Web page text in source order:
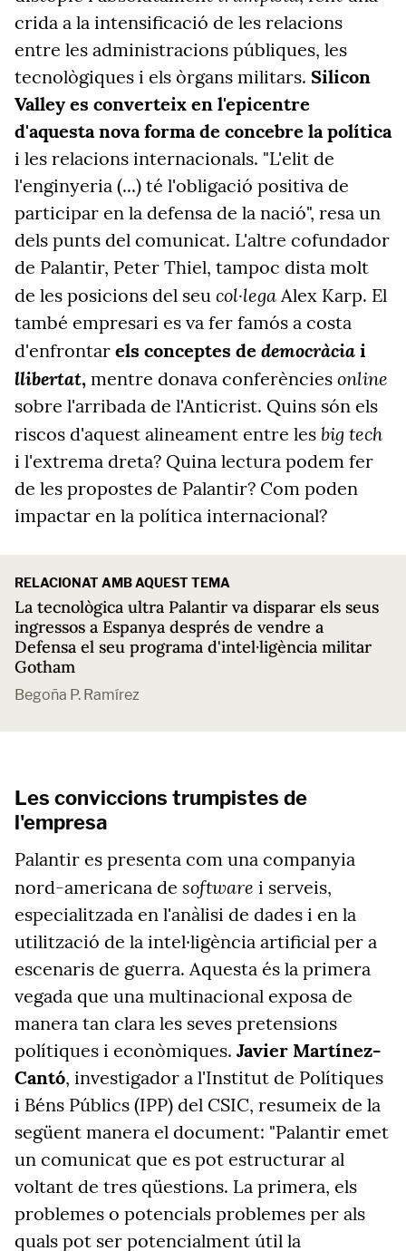
crida a la intensificació de les relacions
entre les administracions públiques, les
tecnològiques i els òrgans militars. Silicon
Valley es converteix en l'epicentre
d'aquesta nova forma de concebre la política
i les relacions internacionals. "L'elit de
l'enginyeria (...) té l'obligació positiva de
participar en la defensa de la nació", resa un
dels punts del comunicat. L'altre cofundador
de Palantir, Peter Thiel, tampoc dista molt
de les posicions del seu col·lega Alex Karp. El
també empresari es va fer famós a costa
d'enfrontar els conceptes de democràcia i
llibertat, mentre donava conferències online
sobre l'arribada de l'Anticrist. Quins són els
riscos d'aquest alineament entre les big tech
i l'extrema dreta? Quina lectura podem fer
de les propostes de Palantir? Com poden
impactar en la política internacional?
RELACIONAT AMB AQUEST TEMA
La tecnològica ultra Palantir va disparar els seus
ingressos a Espanya després de vendre a
Defensa el seu programa d'intel·ligència militar
Gotham
Begoña P. Ramírez
Les conviccions trumpistes de
l'empresa
Palantir es presenta com una companyia
nord-americana de software i serveis,
especialitzada en l'anàlisi de dades i en la
utilització de la intel·ligència artificial per a
escenaris de guerra. Aquesta és la primera
vegada que una multinacional exposa de
manera tan clara les seves pretensions
polítiques i econòmiques. Javier Martínez-
Cantó, investigador a l'Institut de Polítiques
i Béns Públics (IPP) del CSIC, resumeix de la
següent manera el document: "Palantir emet
un comunicat que es pot estructurar al
voltant de tres qüestions. La primera, els
problemes o potencials problemes per als
quals pot ser potencialment útil la